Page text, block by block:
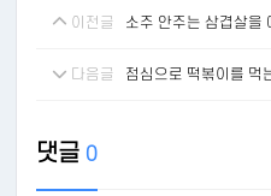
이전글 소주 안주는 삼겹살을
다음글 점심으로 떡볶이를 먹
댓글 0